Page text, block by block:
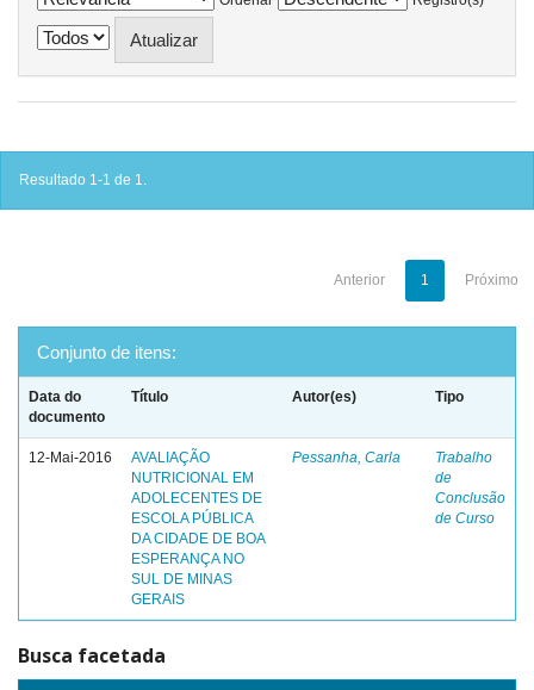
Resultado 1-1 de 1.
Anterior 1 Próximo
Conjunto de itens:
Data do
documento
Título Autor(es) Tipo
12-Mai-2016
AVALIAÇÃO
NUTRICIONAL EM
ADOLECENTES DE
ESCOLA PÚBLICA
DA CIDADE DE BOA
ESPERANÇA NO
SUL DE MINAS
GERAIS
Pessanha, Carla
Trabalho
de
Conclusão
de Curso
Busca facetada